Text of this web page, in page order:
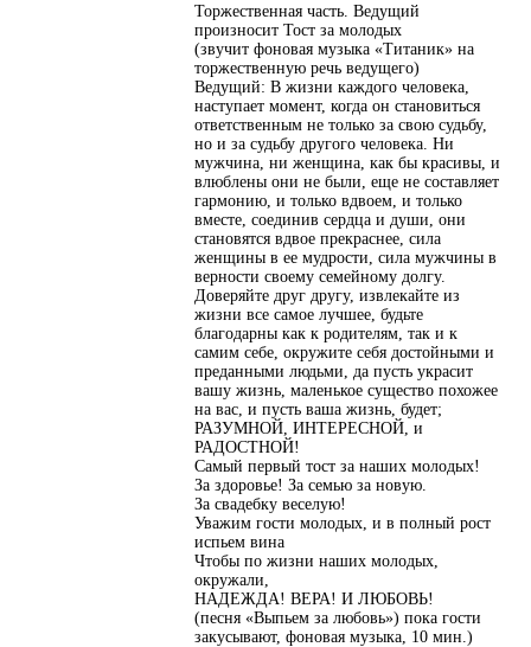
Торжественная часть. Ведущий
произносит Тост за молодых
(звучит фоновая музыка «Титаник» на
торжественную речь ведущего)
Ведущий: В жизни каждого человека,
наступает момент, когда он становиться
ответственным не только за свою судьбу,
но и за судьбу другого человека. Ни
мужчина, ни женщина, как бы красивы, и
влюблены они не были, еще не составляет
гармонию, и только вдвоем, и только
вместе, соединив сердца и души, они
становятся вдвое прекраснее, сила
женщины в ее мудрости, сила мужчины в
верности своему семейному долгу.
Доверяйте друг другу, извлекайте из
жизни все самое лучшее, будьте
благодарны как к родителям, так и к
самим себе, окружите себя достойными и
преданными людьми, да пусть украсит
вашу жизнь, маленькое существо похожее
на вас, и пусть ваша жизнь, будет;
РАЗУМНОЙ, ИНТЕРЕСНОЙ, и
РАДОСТНОЙ!
Самый первый тост за наших молодых!
За здоровье! За семью за новую.
За свадебку веселую!
Уважим гости молодых, и в полный рост
испьем вина
Чтобы по жизни наших молодых,
окружали,
НАДЕЖДА! ВЕРА! И ЛЮБОВЬ!
(песня «Выпьем за любовь») пока гости
закусывают, фоновая музыка, 10 мин.)